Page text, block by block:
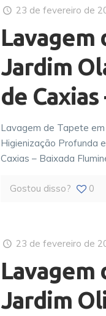
23 de fevereiro de
Lavagem
Jardim
de Caxias
Lavagem de Tapete em
Higienização Profunda
Caxias – Baixada
Gostou disso? 0
23 de fevereiro de
Lavagem
Jardim